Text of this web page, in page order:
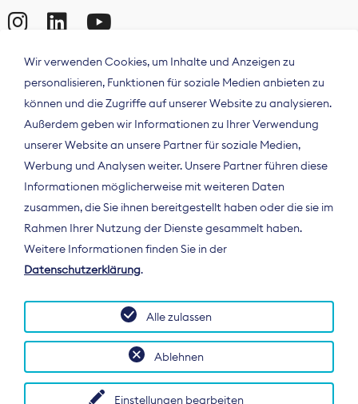
Der Bundesverband Digitalpublisher und
Zeitungsverleger (BDZV) vertritt als
Spitzenorganisation die Interessen der
Deutschland und auf EU-Ebene.
Wir verwenden Cookies, um Inhalte und Anzeigen zu
personalisieren, Funktionen für soziale Medien anbieten zu
können und die Zugriffe auf unserer Website zu analysieren.
Außerdem geben wir Informationen zu Ihrer Verwendung
unserer Website an unsere Partner für soziale Medien,
Werbung und Analysen weiter. Unsere Partner führen diese
Informationen möglicherweise mit weiteren Daten
zusammen, die Sie ihnen bereitgestellt haben oder die sie im
Rahmen Ihrer Nutzung der Dienste gesammelt haben.
Weitere Informationen finden Sie in der
Datenschutzerklärung.
Einstellungen bearbeiten
Ablehnen
Alle zulassen